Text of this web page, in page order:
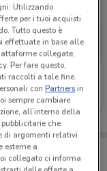
12
te!
negozi vicino a te,
Utilizzando
per i tuoi acquisti
Tutto questo è
effettuate in base alle
collegate,
Per fare questo,
raccolti a tale fine.
conPartnersin
sempre cambiare
all’interno della
pubblicitarie che
di argomenti relativi
esterne a
collegato ci informa